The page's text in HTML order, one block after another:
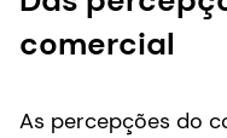
comercial
As percepções do